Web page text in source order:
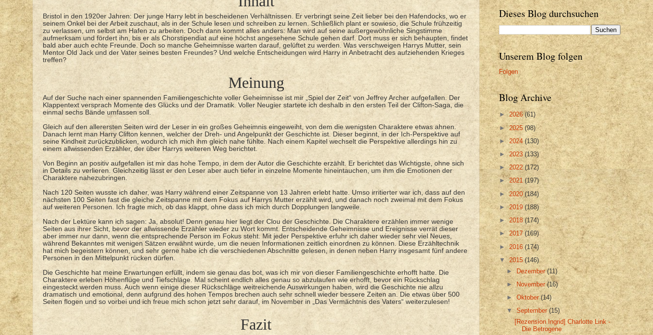
Bristol in den 1920er Jahren: Der junge Harry lebt in bescheidenen Verhältnissen. Er verbringt seine Zeit lieber bei den Hafendocks, wo er
seinem Onkel bei der Arbeit zuschaut, als in der Schule lesen und schreiben zu lernen. Schließlich plant er sowieso, die Schule frühzeitig
zu verlassen, um selbst am Hafen zu arbeiten. Doch dann kommt alles anders: Man wird auf seine außergewöhnliche Singstimme
aufmerksam und fördert ihn, bis er als Chorstipendiat auf eine höchst angesehene Schule gehen darf. Dort muss er sich behaupten, findet
bald aber auch echte Freunde. Doch so manche Geheimnisse warten darauf, gelüftet zu werden. Was verschweigen Harrys Mutter, sein
Mentor Old Jack und der Vater seines besten Freundes? Und welche Entscheidungen wird Harry in Anbetracht des aufziehenden Krieges
treffen?
Meinung
Auf der Suche nach einer spannenden Familiengeschichte voller Geheimnisse ist mir „Spiel der Zeit“ von Jeffrey Archer aufgefallen. Der
Klappentext versprach Momente des Glücks und der Dramatik. Voller Neugier startete ich deshalb in den ersten Teil der Clifton-Saga, die
einmal sechs Bände umfassen soll.
Gleich auf den allerersten Seiten wird der Leser in ein großes Geheimnis eingeweiht, von dem die wenigsten Charaktere etwas ahnen.
Danach lernt man Harry Clifton kennen, welcher der Dreh- und Angelpunkt der Geschichte ist. Dieser beginnt, in der Ich-Perspektive auf
seine Kindheit zurückzublicken, wodurch ich mich ihm gleich nahe fühlte. Nach einem Kapitel wechselt die Perspektive allerdings hin zu
einem allwissenden Erzähler, der über Harrys weiteren Weg berichtet.
Von Beginn an positiv aufgefallen ist mir das hohe Tempo, in dem der Autor die Geschichte erzählt. Er berichtet das Wichtigste, ohne sich
in Details zu verlieren. Gleichzeitig lässt er den Leser aber auch tiefer in einzelne Momente hineintauchen, um ihm die Emotionen der
Charaktere nahezubringen.
Nach 120 Seiten wusste ich daher, was Harry während einer Zeitspanne von 13 Jahren erlebt hatte. Umso irritierter war ich, dass auf den
nächsten 100 Seiten fast die gleiche Zeitspanne mit dem Fokus auf Harrys Mutter erzählt wird, und danach noch zweimal mit dem Fokus
auf weiteren Personen. Ich fragte mich, ob das klappt, ohne dass ich mich durch Dopplungen langweile.
Nach der Lektüre kann ich sagen: Ja, absolut! Denn genau hier liegt der Clou der Geschichte. Die Charaktere erzählen immer wenige
Seiten aus ihrer Sicht, bevor der allwissende Erzähler wieder zu Wort kommt. Entscheidende Geheimnisse und Ereignisse verrät dieser
aber immer nur dann, wenn die entsprechende Person im Fokus steht. Mit jeder Perspektive erfuhr ich daher wieder sehr viel Neues,
während Bekanntes mit wenigen Sätzen erwähnt wurde, um die neuen Informationen zeitlich einordnen zu können. Diese Erzähltechnik
hat mich begeistern können, und sehr gerne habe ich die verschiedenen Abschnitte gelesen, in denen neben Harry insgesamt fünf andere
Personen in den Mittelpunkt rücken dürfen.
Die Geschichte hat meine Erwartungen erfüllt, indem sie genau das bot, was ich mir von dieser Familiengeschichte erhofft hatte. Die
Charaktere erleben Höhenflüge und Tiefschläge. Mal scheint endlich alles genau so abzulaufen wie erhofft, bevor ein Rückschlag
eingesteckt werden muss. Auch wenn einige dieser Rückschläge weitreichende Auswirkungen haben, wird die Geschichte nie allzu
dramatisch und emotional, denn aufgrund des hohen Tempos brechen auch sehr schnell wieder bessere Zeiten an. Die etwas über 500
Seiten flogen und so vorbei und ich freue mich schon jetzt sehr darauf, im November in „Das Vermächtnis des Vaters“ weiterzulesen!
Fazit
Dieses Blog durchsuchen
Unserem Blog folgen
Folgen
Blog Archive
►2026(61)
►2025(98)
►2024(130)
►2023(133)
►2022 (172)
►2021 (197)
►2020(184)
►2019(188)
►2018(174)
►2017(169)
►2016(174)
▼2015(146)
► Dezember(11)
►November(16)
►Oktober(14)
▼September(15)
[Rezension Ingrid] Charlotte Link -
Die Betrogene